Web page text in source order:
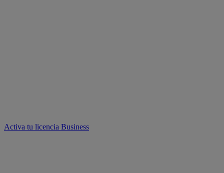
Activa tu licencia Business